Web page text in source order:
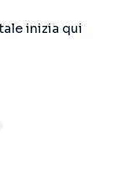
inizia qui